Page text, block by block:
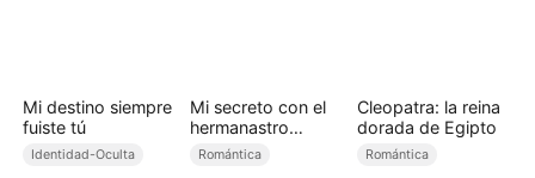
Mi destino siempre
fuiste tú
Identidad-Oculta
Mi secreto con el
hermanastro
equivocado
Romántica
Cleopatra: la reina
dorada de Egipto
Romántica